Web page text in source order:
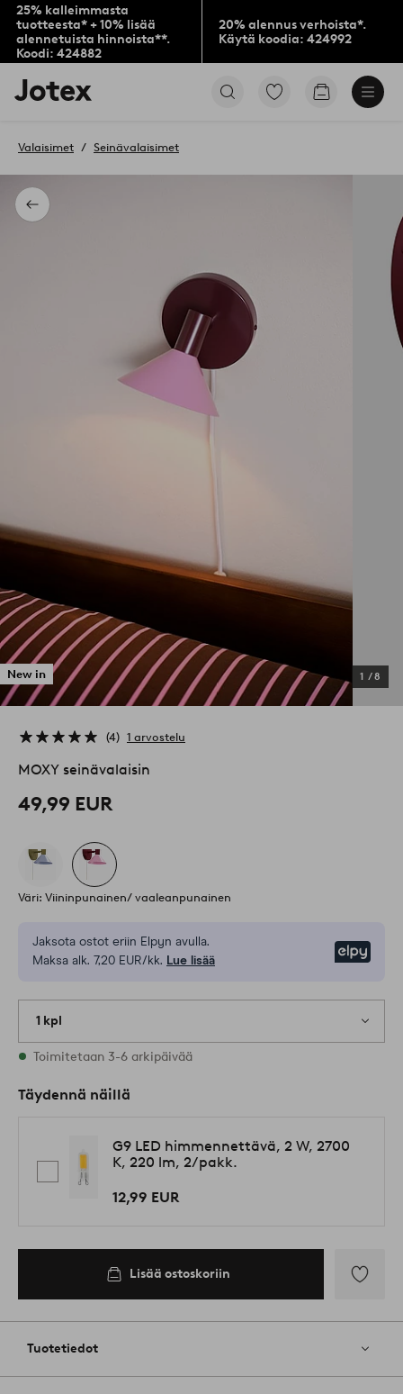
25% kalleimmasta
tuotteesta* + 10% lisää
alennetuista hinnoista**.
Koodi: 424882
20% alennus verhoista*.
Käytä koodia: 424992
Jotex-
logo
aloitussivulle
Siirry
Siirry
Takaisin
Valaisimet Seinävalaisimet
New in 1 /8
4 1 arvostelu
MOXY seinävalaisin
49,99 EUR
Väri: Viininpunainen/ vaaleanpunainen
Jaksota ostot eriin Elpyn avulla.
Maksa alk. 7,20 EUR/kk. Lue lisää
1 kpl
Varastossa
Toimitetaan 3-6 arkipäivää
Täydennä näillä
G9 LED himmennettävä, 2 W, 2700
K, 220 lm, 2/pakk.
12,99 EUR
Lisää ostoskoriin
Tuotetiedot